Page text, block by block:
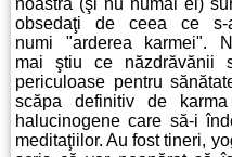
noastră (şi nu numai ei)
obsedaţi de ceea ce s-
numi "arderea karmei".
mai ştiu ce năzdrăvănii
periculoase pentru
scăpa definitiv de
halucinogene care să-i
meditaţiilor. Au fost tineri,